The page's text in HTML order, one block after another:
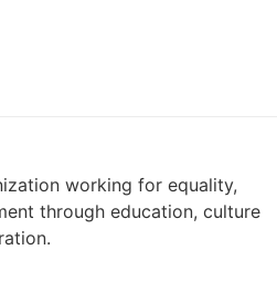
working for equality,
through education, culture